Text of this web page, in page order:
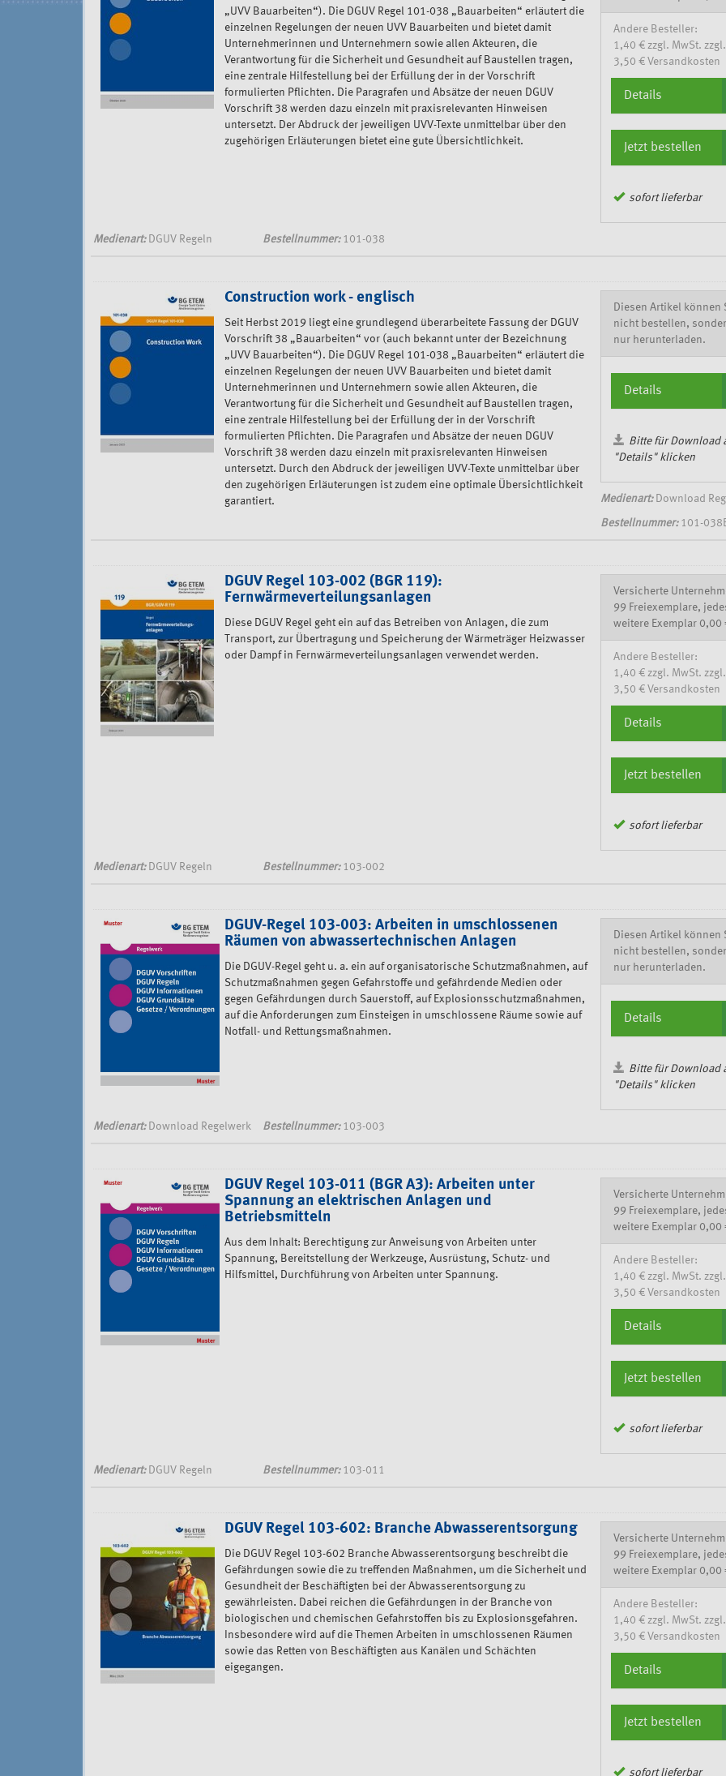
„UVV Bauarbeiten“). Die DGUV Regel 101-038 „Bauarbeiten“ erläutert die
einzelnen Regelungen der neuen UVV Bauarbeiten und bietet damit
Unternehmerinnen und Unternehmern sowie allen Akteuren, die
Verantwortung für die Sicherheit und Gesundheit auf Baustellen tragen,
eine zentrale Hilfestellung bei der Erfüllung der in der Vorschrift
formulierten Pflichten. Die Paragrafen und Absätze der neuen DGUV
Vorschrift 38 werden dazu einzeln mit praxisrelevanten Hinweisen
untersetzt. Der Abdruck der jeweiligen UVV-Texte unmittelbar über den
zugehörigen Erläuterungen bietet eine gute Übersichtlichkeit.
Andere Besteller:
1,40 € zzgl. MwSt. zzgl.
3,50 € Versandkosten
Details
Jetzt bestellen
sofort lieferbar
Medienart:DGUV Regeln Bestellnummer:101-038
Construction work - englisch
Seit Herbst 2019 liegt eine grundlegend überarbeitete Fassung der DGUV
Vorschrift 38 „Bauarbeiten“ vor (auch bekannt unter der Bezeichnung
„UVV Bauarbeiten“). Die DGUV Regel 101-038 „Bauarbeiten“ erläutert die
einzelnen Regelungen der neuen UVV Bauarbeiten und bietet damit
Unternehmerinnen und Unternehmern sowie allen Akteuren, die
Verantwortung für die Sicherheit und Gesundheit auf Baustellen tragen,
eine zentrale Hilfestellung bei der Erfüllung der in der Vorschrift
formulierten Pflichten. Die Paragrafen und Absätze der neuen DGUV
Vorschrift 38 werden dazu einzeln mit praxisrelevanten Hinweisen
untersetzt. Durch den Abdruck der jeweiligen UVV-Texte unmittelbar über
den zugehörigen Erläuterungen ist zudem eine optimale Übersichtlichkeit
garantiert.
Diesen Artikel können
nicht bestellen,
nur herunterladen.
Details
Bitte für Download
"Details" klicken
Medienart:Download
Bestellnummer:101-
DGUV Regel 103-002 (BGR 119):
Fernwärmeverteilungsanlagen
Diese DGUV Regel geht ein auf das Betreiben von Anlagen, die zum
Transport, zur Übertragung und Speicherung der Wärmeträger Heizwasser
oder Dampf in Fernwärmeverteilungsanlagen verwendet werden.
Versicherte
99 Freiexemplare,
weitere Exemplar 0,00
Andere Besteller:
1,40 € zzgl. MwSt. zzgl.
3,50 € Versandkosten
Details
Jetzt bestellen
sofort lieferbar
Medienart:DGUV Regeln Bestellnummer:103-002
DGUV-Regel 103-003: Arbeiten in umschlossenen
Räumen von abwassertechnischen Anlagen
Die DGUV-Regel geht u. a. ein auf organisatorische Schutzmaßnahmen, auf
Schutzmaßnahmen gegen Gefahrstoffe und gefährdende Medien oder
gegen Gefährdungen durch Sauerstoff, auf Explosionsschutzmaßnahmen,
auf die Anforderungen zum Einsteigen in umschlossene Räume sowie auf
Notfall- und Rettungsmaßnahmen.
Diesen Artikel können
nicht bestellen,
nur herunterladen.
Details
Bitte für Download
"Details" klicken
Medienart:Download Regelwerk Bestellnummer:103-003
DGUV Regel 103-011 (BGR A3): Arbeiten unter
Spannung an elektrischen Anlagen und
Betriebsmitteln
Aus dem Inhalt: Berechtigung zur Anweisung von Arbeiten unter
Spannung, Bereitstellung der Werkzeuge, Ausrüstung, Schutz- und
Hilfsmittel, Durchführung von Arbeiten unter Spannung.
Versicherte
99 Freiexemplare,
weitere Exemplar 0,00
Andere Besteller:
1,40 € zzgl. MwSt. zzgl.
3,50 € Versandkosten
Details
Jetzt bestellen
sofort lieferbar
Medienart:DGUV Regeln Bestellnummer:103-011
DGUV Regel 103-602: Branche Abwasserentsorgung
Die DGUV Regel 103-602 Branche Abwasserentsorgung beschreibt die
Gefährdungen sowie die zu treffenden Maßnahmen, um die Sicherheit und
Gesundheit der Beschäftigten bei der Abwasserentsorgung zu
gewährleisten. Dabei reichen die Gefährdungen in der Branche von
biologischen und chemischen Gefahrstoffen bis zu Explosionsgefahren.
Insbesondere wird auf die Themen Arbeiten in umschlossenen Räumen
sowie das Retten von Beschäftigten aus Kanälen und Schächten
eigegangen.
Versicherte
99 Freiexemplare,
weitere Exemplar 0,00
Andere Besteller:
1,40 € zzgl. MwSt. zzgl.
3,50 € Versandkosten
Details
Jetzt bestellen
sofort lieferbar